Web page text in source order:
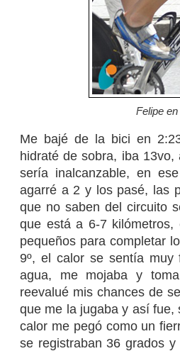
Felipe
Me bajé de la bici en
hidraté de sobra, iba
sería inalcanzable, en
agarré a 2 y los pasé, las
que no saben del circuito
que está a 6-7
pequeños para completar
9º, el calor se sentía muy
agua, me mojaba y
reevalué mis chances de
que me la jugaba y así
calor me pegó como un
se registraban 36 grados